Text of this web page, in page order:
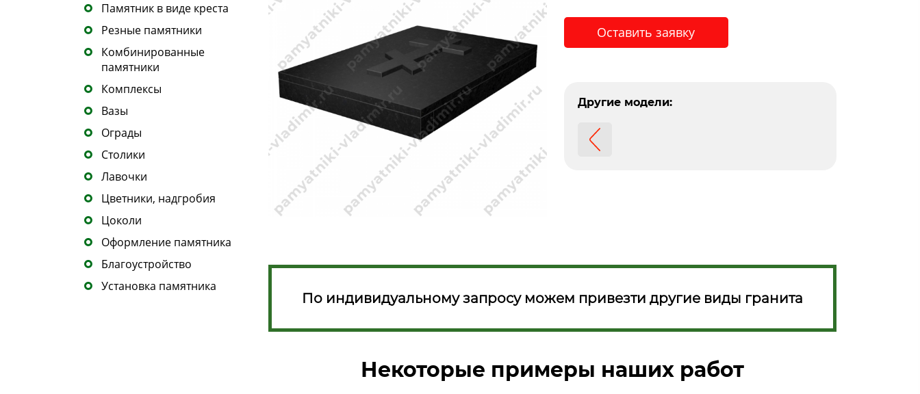
Памятник в виде креста
Резные памятники
Комбинированные
памятники
Комплексы
Вазы
Ограды
Столики
Лавочки
Цветники, надгробия
Цоколи
Оформление памятника
Благоустройство
Установка памятника
Оставить заявку
Другие модели:
По индивидуальному запросу можем привезти другие виды гранита
Некоторые примеры наших работ